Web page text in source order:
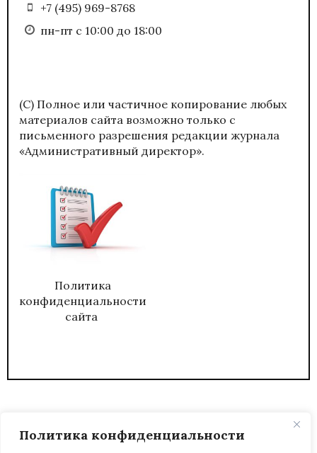
Политика конфиденциальности
+7 (495) 969-8768
пн-пт с 10:00 до 18:00
(С) Полное или частичное копирование любых
материалов сайта возможно только с
письменного разрешения редакции журнала
«Административный директор».
Политика
конфиденциальности
сайта